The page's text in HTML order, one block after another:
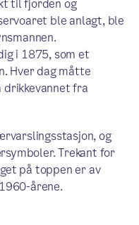
til fjorden og
ble anlagt, ble
i 1875, som et
Hver dag måtte
drikkevannet fra
og
Trekant for
på toppen er av
årene.